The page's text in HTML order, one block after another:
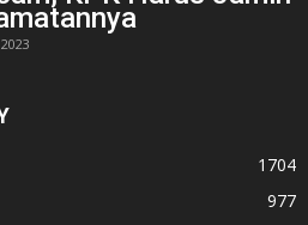
1704
977